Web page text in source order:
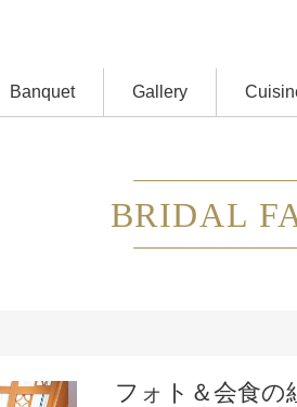
Banquet Gallery
BRIDAL
フォト＆会食の